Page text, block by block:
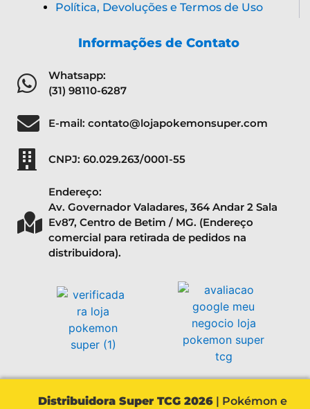
Política, Devoluções e Termos de Uso
Informações de Contato
Whatsapp:
(31) 98110-6287
E-mail: contato@lojapokemonsuper.com
CNPJ: 60.029.263/0001-55
Endereço:
Av. Governador Valadares, 364 Andar 2 Sala
Ev87, Centro de Betim / MG. (Endereço
comercial para retirada de pedidos na
distribuidora).
Distribuidora Super TCG 2026 | Pokémon e